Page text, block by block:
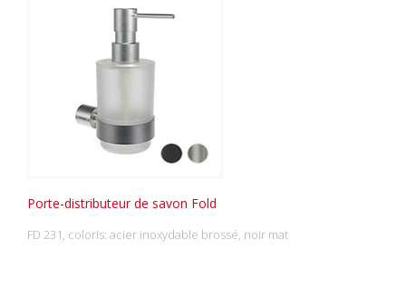
Porte-distributeur de savon Fold
FD 231, coloris: acier inoxydable brossé, noir mat